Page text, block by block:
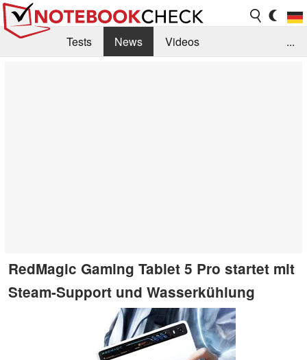
Tests News
Videos
...
RedMagic Gaming Tablet 5 Pro startet mit
Steam-Support und Wasserkühlung